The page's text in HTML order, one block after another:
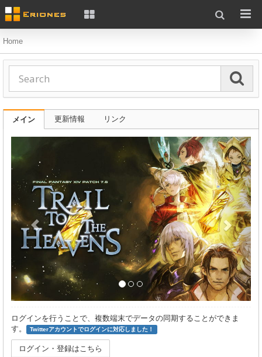
Home
メイン 更新情報 リンク
ログインを行うことで、複数端末でデータの同期することができま
す。
Twitterアカウントでログインに対応しました！
ログイン・登録はこちら